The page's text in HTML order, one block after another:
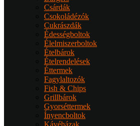
Csárdák
Csokoládézók
Cukrászdák
Édességboltok
Élelmiszerboltok
Ételbárok
Ételrendelések
Éttermek
Fagylaltozók
Fish & Chips
Grillbárok
Gyorséttermek
Ínyencboltok